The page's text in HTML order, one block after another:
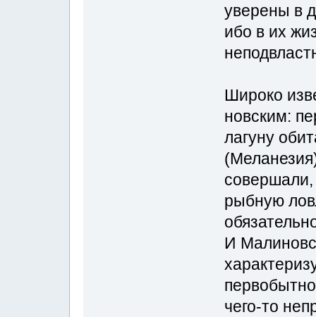
уверены в
ибо в их
Широко
новским:
лагуну
совершали,
рыбную
И
чего-то